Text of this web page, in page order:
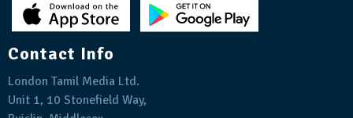
Contact Info
London Tamil Media Ltd.
Unit 1, 10 Stonefield Way,